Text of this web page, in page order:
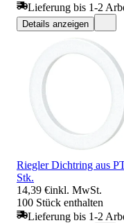
Lieferung bis 1-2
Details anzeigen
Riegler Dichtring aus
Stk.
14,39 €inkl. MwSt.
100 Stück enthalten
Lieferung bis 1-2